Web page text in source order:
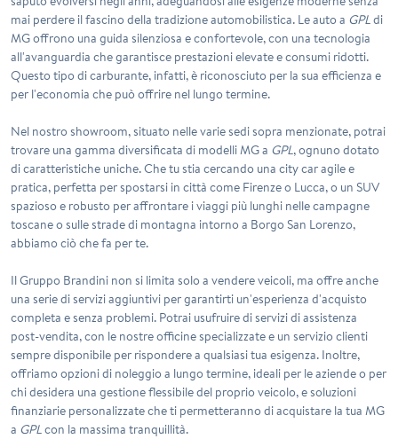
mai perdere il fascino della tradizione automobilistica. Le auto a GPLdi
MG offrono una guida silenziosa e confortevole, con una tecnologia
all'avanguardia che garantisce prestazioni elevate e consumi ridotti.
Questo tipo di carburante, infatti, è riconosciuto per la sua efficienza e
per l'economia che può offrire nel lungo termine.
Nel nostro showroom, situato nelle varie sedi sopra menzionate, potrai
trovare una gamma diversificata di modelli MG a GPL, ognuno dotato
di caratteristiche uniche. Che tu stia cercando una city car agile e
pratica, perfetta per spostarsi in città come Firenze o Lucca, o un SUV
spazioso e robusto per affrontare i viaggi più lunghi nelle campagne
toscane o sulle strade di montagna intorno a Borgo San Lorenzo,
abbiamo ciò che fa per te.
Il Gruppo Brandini non si limita solo a vendere veicoli, ma offre anche
una serie di servizi aggiuntivi per garantirti un'esperienza d'acquisto
completa e senza problemi. Potrai usufruire di servizi di assistenza
post-vendita, con le nostre officine specializzate e un servizio clienti
sempre disponibile per rispondere a qualsiasi tua esigenza. Inoltre,
offriamo opzioni di noleggio a lungo termine, ideali per le aziende o per
chi desidera una gestione flessibile del proprio veicolo, e soluzioni
finanziarie personalizzate che ti permetteranno di acquistare la tua MG
a GPLcon la massima tranquillità.